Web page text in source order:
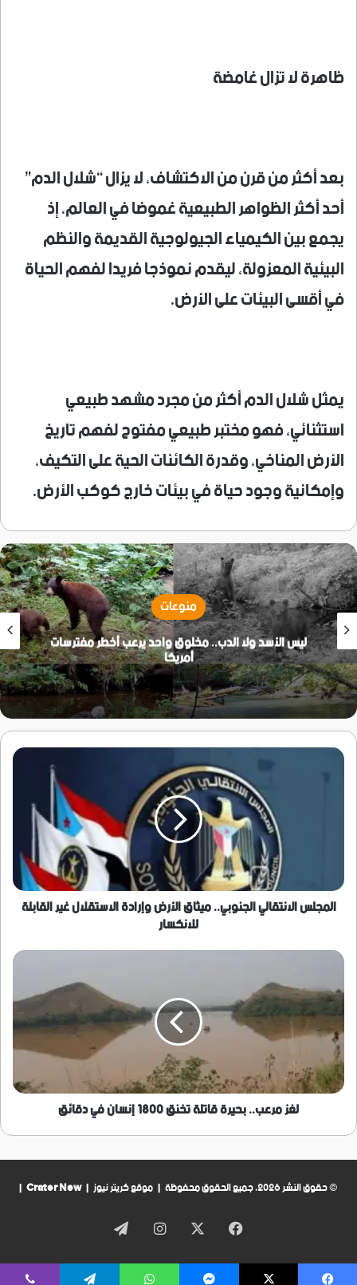
ظاهرة لا تزال غامضة
بعد أكثر من قرن من الاكتشاف، لا يزال “شلال الدم”
أحد أكثر الظواهر الطبيعية غموضا في العالم، إذ
يجمع بين الكيمياء الجيولوجية القديمة والنظم
البيئية المعزولة، ليقدم نموذجا فريدا لفهم الحياة
في أقسى البيئات على الأرض.
يمثل شلال الدم أكثر من مجرد مشهد طبيعي
استثنائي، فهو مختبر طبيعي مفتوح لفهم تاريخ
الأرض المناخي، وقدرة الكائنات الحية على التكيف،
وإمكانية وجود حياة في بيئات خارج كوكب الأرض.
منوعات
ليس الأسد ولا الدب.. مخلوق واحد يرعب أخطر مفترسات
أمريكا
المجلس
الانتقالي
غيرالقابلة
للانكسار
المجلس الانتقالي الجنوبي.. ميثاق الأرض وإرادة الاستقلال غير القابلة
للانكسار
لغز
بحيرة
قاتلة
تخنق
1800
إنسان
في
دقائق
لغز مرعب.. بحيرة قاتلة تخنق 1800 إنسان في دقائق
© حقوق النشر 2026، جميع الحقوق محفوظة | موقع كريتر نيوز | Crater New
|
فيسبوك انستقرامتيلقرام